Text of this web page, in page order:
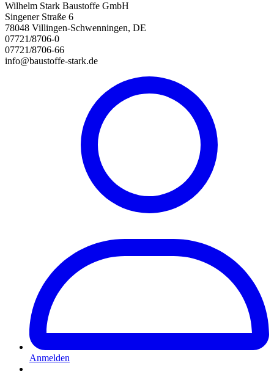
Wilhelm Stark Baustoffe GmbH
Singener Straße 6
78048 Villingen-Schwenningen, DE
07721/8706-0
07721/8706-66
info@baustoffe-stark.de
Anmelden